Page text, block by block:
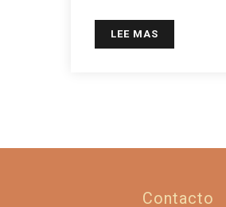
LEE MAS
Contacto